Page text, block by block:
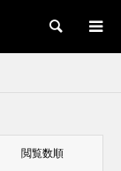
検索
閲覧数順